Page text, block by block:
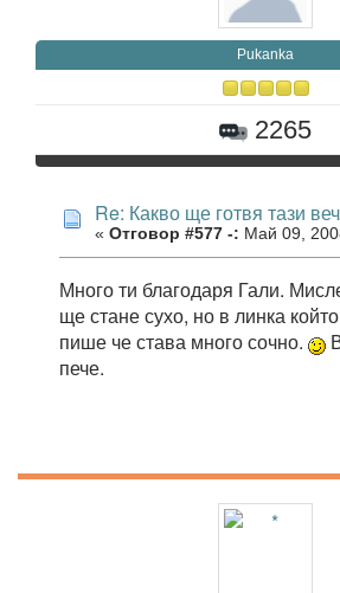
Pukanka
2265
Re: Какво ще готвя тази
« Отговор #577 -: Май 09,
Много ти благодаря Гали.
ще стане сухо, но в линка
пише че става много сочно.
пече.